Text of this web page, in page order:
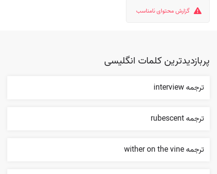
گزارش محتوای نامناسب
پربازدیدترین کلمات انگلیسی
ترجمه interview
ترجمه rubescent
ترجمه wither on the vine